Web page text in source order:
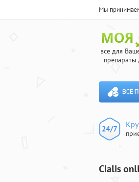
Мы принимаем
все для
ВСЕ
Cialis